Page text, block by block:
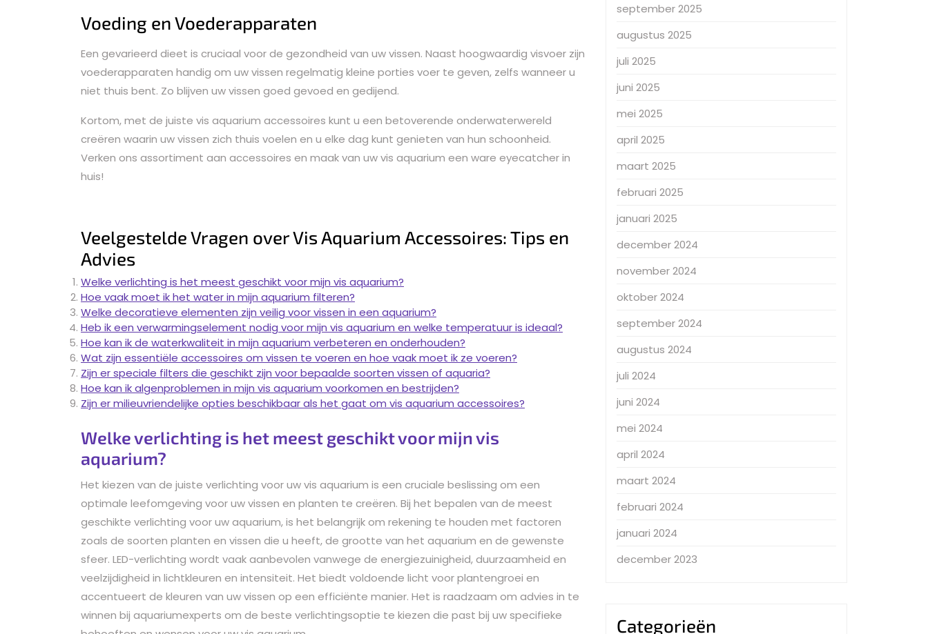
Voeding en Voederapparaten
Een gevarieerd dieet is cruciaal voor de gezondheid van uw vissen. Naast hoogwaardig visvoer zijn
voederapparaten handig om uw vissen regelmatig kleine porties voer te geven, zelfs wanneer u
niet thuis bent. Zo blijven uw vissen goed gevoed en gedijend.
Kortom, met de juiste vis aquarium accessoires kunt u een betoverende onderwaterwereld
creëren waarin uw vissen zich thuis voelen en u elke dag kunt genieten van hun schoonheid.
Verken ons assortiment aan accessoires en maak van uw vis aquarium een ware eyecatcher in
huis!
Veelgestelde Vragen over Vis Aquarium Accessoires: Tips en
Advies
Welke verlichting is het meest geschikt voor mijn vis aquarium?
Hoe vaak moet ik het water in mijn aquarium filteren?
Welke decoratieve elementen zijn veilig voor vissen in een aquarium?
Heb ik een verwarmingselement nodig voor mijn vis aquarium en welke temperatuur is ideaal?
Hoe kan ik de waterkwaliteit in mijn aquarium verbeteren en onderhouden?
Wat zijn essentiële accessoires om vissen te voeren en hoe vaak moet ik ze voeren?
Zijn er speciale filters die geschikt zijn voor bepaalde soorten vissen of aquaria?
Hoe kan ik algenproblemen in mijn vis aquarium voorkomen en bestrijden?
Zijn er milieuvriendelijke opties beschikbaar als het gaat om vis aquarium accessoires?
Welke verlichting is het meest geschikt voor mijn vis
aquarium?
Het kiezen van de juiste verlichting voor uw vis aquarium is een cruciale beslissing om een
optimale leefomgeving voor uw vissen en planten te creëren. Bij het bepalen van de meest
geschikte verlichting voor uw aquarium, is het belangrijk om rekening te houden met factoren
zoals de soorten planten en vissen die u heeft, de grootte van het aquarium en de gewenste
sfeer. LED-verlichting wordt vaak aanbevolen vanwege de energiezuinigheid, duurzaamheid en
veelzijdigheid in lichtkleuren en intensiteit. Het biedt voldoende licht voor plantengroei en
accentueert de kleuren van uw vissen op een efficiënte manier. Het is raadzaam om advies in te
winnen bij aquariumexperts om de beste verlichtingsoptie te kiezen die past bij uw specifieke
september 2025
augustus 2025
juli 2025
juni 2025
mei 2025
april 2025
maart 2025
februari 2025
januari 2025
december 2024
november 2024
oktober 2024
september 2024
augustus 2024
juli 2024
juni 2024
mei 2024
april 2024
maart 2024
februari 2024
januari 2024
december 2023
Categorieën